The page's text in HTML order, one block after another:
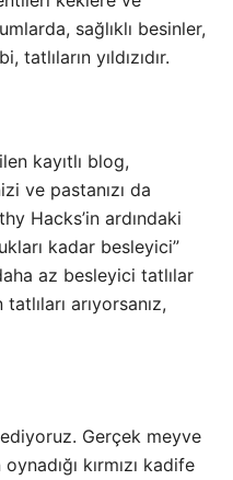
sağlıklı besinler,
yıldızıdır.
kayıtlı blog,
ve pastanızı da
Hacks’in ardındaki
kadar besleyici”
az besleyici tatlılar
arıyorsanız,
Gerçek meyve
kırmızı kadife